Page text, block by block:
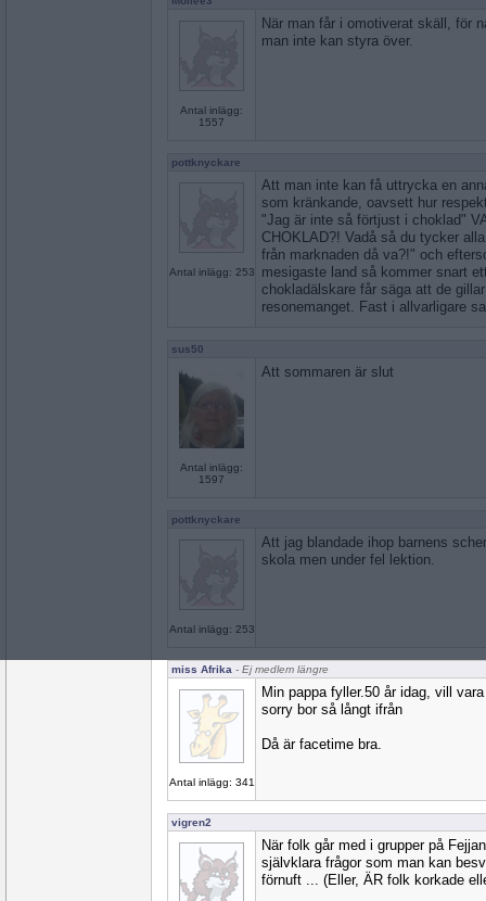
Antal inlägg:
1557
När man får i omotiverat skäll, för
man inte kan styra över.
pottknyckare
Antal inlägg: 253
Att man inte kan få uttrycka en
som kränkande, oavsett hur
"Jag är inte så förtjust i choklad"
CHOKLAD?! Vadå så du tycker
från marknaden då va?!" och
mesigaste land så kommer snart
chokladälskare får säga att de
resonemanget. Fast i allvarligare
sus50
Antal inlägg:
1597
Att sommaren är slut
pottknyckare
Antal inlägg: 253
Att jag blandade ihop barnens
skola men under fel lektion.
miss Afrika - Ej medlem längre
Antal inlägg: 341
Min pappa fyller.50 år idag, vill
sorry bor så långt ifrån
Då är facetime bra.
vigren2
När folk går med i grupper på
självklara frågor som man kan
förnuft ... (Eller, ÄR folk korkade